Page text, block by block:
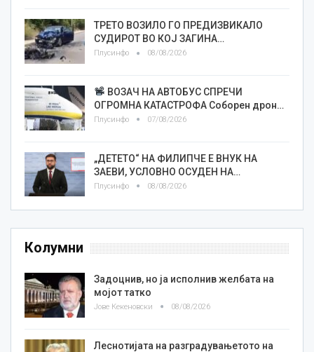
ТРЕТО ВОЗИЛО ГО ПРЕДИЗВИКАЛО
СУДИРОТ ВО КОЈ ЗАГИНА…
Плусинфо 08/08/2026
ВОЗАЧ НА АВТОБУС СПРЕЧИ
ОГРОМНА КАТАСТРОФА Соборен дрон…
Плусинфо 07/08/2026
„ДЕТЕТО“ НА ФИЛИПЧЕ Е ВНУК НА
ЗАЕВИ, УСЛОВНО ОСУДЕН НА…
Плусинфо 08/08/2026
Колумни
Задоцнив, но ја исполнив желбата на
мојот татко
Јове Кекеновски 08/08/2026
Леснотијата на разградувањетото на